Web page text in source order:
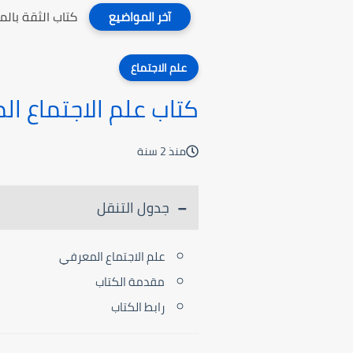
آخر المواضيع كتاب الثقة
علم الاجتماع
كتاب علم الاجتماع
منذ 2 سنة
جدول التنقل
علم الاجتماع المعرفي
مقدمة الكتاب
رابط الكتاب